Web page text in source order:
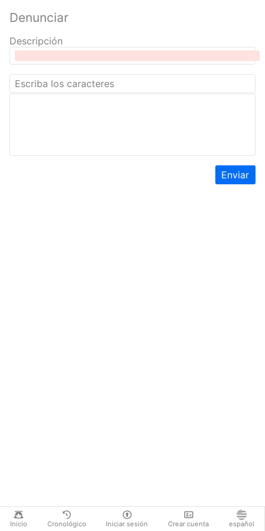
Inicio Cronológico Iniciar sesión Crear cuenta español
Denunciar
Descripción
Enviar